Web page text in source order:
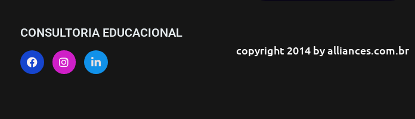
CONSULTORIA EDUCACIONAL
copyright 2014 byalliances.com.br